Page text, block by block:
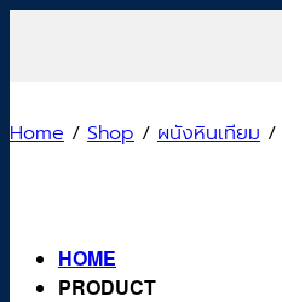
HOME
PRODUCT
Home / Shop / ผนังหินเทียม /